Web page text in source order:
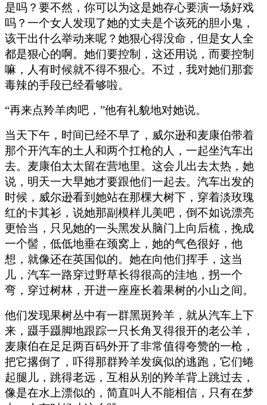
是吗？要不然，你可以为这是她存心要演一场好戏
吗？一个女人发现了她的丈夫是个该死的胆小鬼，
该干出什么举动来呢？她狠心得没命，但是女人全
都是狠心的啊。她们要控制，这还用说，而要控制
嘛，人有时候就不得不狠心。不过，我对她们那套
毒辣的手段已经看够啦。
“再来点羚羊肉吧，”他有礼貌地对她说。
当天下午，时间已经不早了，威尔逊和麦康伯带着
那个开汽车的土人和两个扛枪的人，一起坐汽车出
去。麦康伯太太留在营地里。这会儿出去太热，她
说，明天一大早她才要跟他们一起去。汽车出发的
时候，威尔逊看到她站在那棵大树下，穿着淡玫瑰
红的卡其衫，说她那副模样儿美吧，倒不如说漂亮
更恰当，只见她的一头黑发从脑门上向后梳，挽成
一个髻，低低地垂在颈窝上，她的气色很好，他
想，就像还在英国似的。她在向他们挥手，这当
儿，汽车一路穿过野草长得很高的洼地，拐一个
弯，穿过树林，开进一座座长着果树的小山之间。
他们发现果树丛中有一群黑斑羚羊，就从汽车上下
来，蹑手蹑脚地跟踪一只长角叉得很开的老公羊，
麦康伯在足足两百码外开了非常值得夸赞的一枪，
把它撂倒了，吓得那群羚羊发疯似的逃跑，它们蜷
起腿儿，跳得老远，互相从别的羚羊背上跳过去，
像是在水上漂似的，简直叫人不能相信，只有在梦